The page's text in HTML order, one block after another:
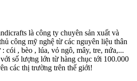
là công ty chuyên sản xuất và
công mỹ nghệ từ các nguyên liệu thân
cói , bèo , lúa, vỏ ngô, mây, tre, nứa,...
số lượng lớn từ hàng chục tới 100.000
các thị trường trên thế giới!